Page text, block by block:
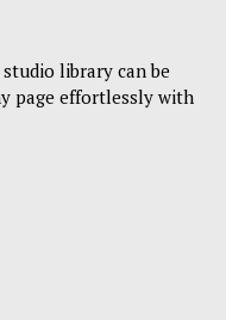
library can be
page effortlessly with